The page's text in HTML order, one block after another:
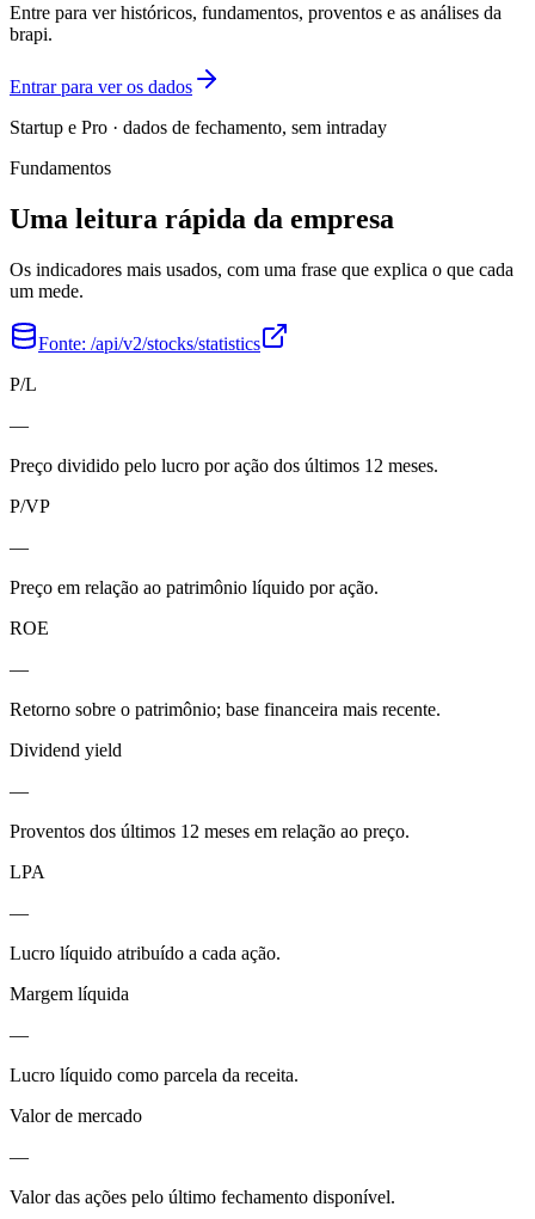
Entre para ver históricos, fundamentos, proventos e as análises da
brapi.
Entrar para ver os dados
Startup e Pro · dados de fechamento, sem intraday
Fundamentos
Uma leitura rápida da empresa
Os indicadores mais usados, com uma frase que explica o que cada
um mede.
Fonte: /api/v2/stocks/statistics
P/L
—
Preço dividido pelo lucro por ação dos últimos 12 meses.
P/VP
—
Preço em relação ao patrimônio líquido por ação.
ROE
—
Retorno sobre o patrimônio; base financeira mais recente.
Dividend yield
—
Proventos dos últimos 12 meses em relação ao preço.
LPA
—
Lucro líquido atribuído a cada ação.
Margem líquida
—
Lucro líquido como parcela da receita.
Valor de mercado
—
Valor das ações pelo último fechamento disponível.